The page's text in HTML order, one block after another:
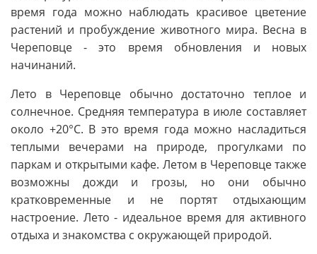
время года можно наблюдать красивое цветение
растений и пробуждение животного мира. Весна в
Череповце - это время обновления и новых
начинаний.
Лето в Череповце обычно достаточно теплое и
солнечное. Средняя температура в июле составляет
около +20°C. В это время года можно насладиться
теплыми вечерами на природе, прогулками по
паркам и открытыми кафе. Летом в Череповце также
возможны дожди и грозы, но они обычно
кратковременные и не портят отдыхающим
настроение. Лето - идеальное время для активного
отдыха и знакомства с окружающей природой.